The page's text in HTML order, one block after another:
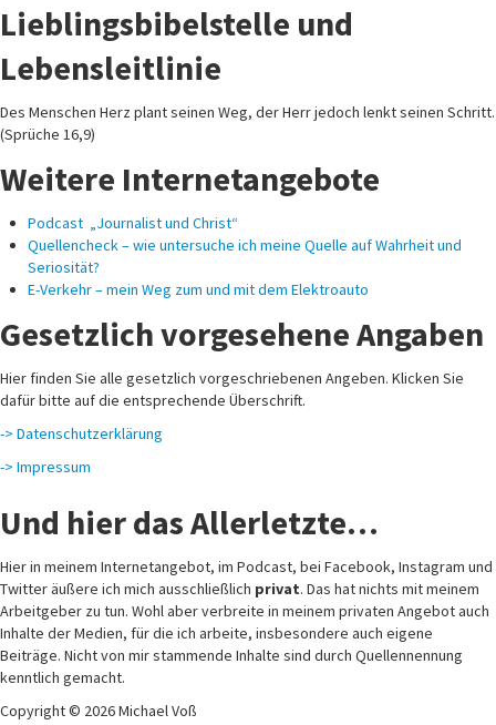
Lieblingsbibelstelle und
Lebensleitlinie
Des Menschen Herz plant seinen Weg, der Herr jedoch lenkt seinen Schritt.
(Sprüche 16,9)
Weitere Internetangebote
Podcast „Journalist und Christ“
Quellencheck – wie untersuche ich meine Quelle auf Wahrheit und
Seriosität?
E-Verkehr – mein Weg zum und mit dem Elektroauto
Gesetzlich vorgesehene Angaben
Hier finden Sie alle gesetzlich vorgeschriebenen Angeben. Klicken Sie
dafür bitte auf die entsprechende Überschrift.
-> Datenschutzerklärung
-> Impressum
Und hier das Allerletzte…
Hier in meinem Internetangebot, im Podcast, bei Facebook, Instagram und
Twitter äußere ich mich ausschließlich privat. Das hat nichts mit meinem
Arbeitgeber zu tun. Wohl aber verbreite in meinem privaten Angebot auch
Inhalte der Medien, für die ich arbeite, insbesondere auch eigene
Beiträge. Nicht von mir stammende Inhalte sind durch Quellennennung
kenntlich gemacht.
Copyright © 2026 Michael Voß